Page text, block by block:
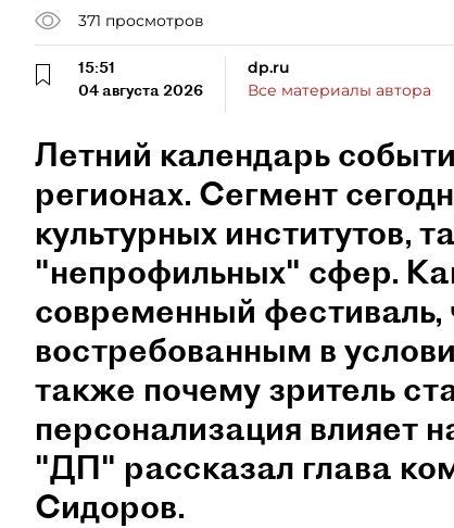
371 просмотров
15:51
04 августа 2026
dp.ru
Все материалы автора
Летний календарь
регионах. Сегмент
культурных институтов,
"непрофильных" сфер.
современный фестиваль,
востребованным в
также почему зритель
персонализация влияет
"ДП" рассказал глава
Сидоров.